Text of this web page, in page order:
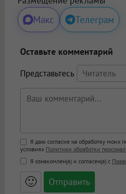
Макс Телеграм
Оставьте комментарий
Представьтесь
Поддержка HTML
<b>, <strong>, <u>, <i>,
<small>, <sup>, <sub>,
<blockquote>, <code>
адреса URL автоматически
Я даю согласие на обработку моих
условиях Политики обработки
Я ознакомлен(а) и согласен(а) с
🙂